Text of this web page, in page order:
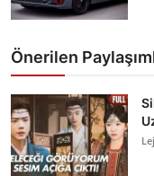
Önerilen